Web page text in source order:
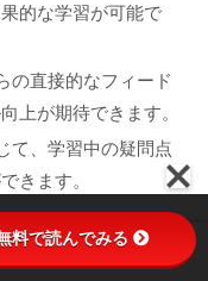
的な学習が可能で
の直接的なフィード
上が期待できます。
て、学習中の疑問点
きます。
料で読んでみる